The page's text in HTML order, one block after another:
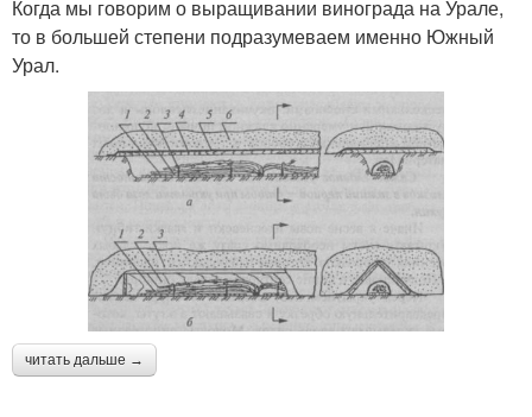
Когда мы говорим о выращивании винограда на Урале,
то в большей степени подразумеваем именно Южный
Урал.
читать дальше →